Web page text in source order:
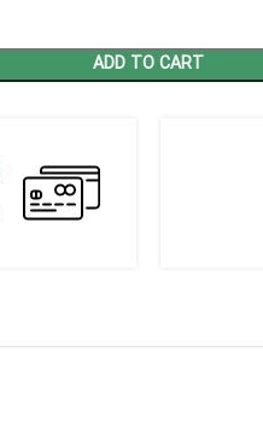
ADD TO CART